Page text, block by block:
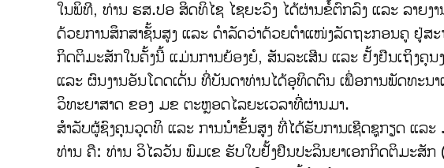
ໃນພິທີ, ທ່ານ ຮສ.ປອ ສິດທິໄຊ ໄຊຍະວົງ ໄດ້ຜ່ານຂໍ້ຕົກລົງ ແລະ ລາຍງ
ດ້ວຍການສຶກສາຊັ້ນສູງ ແລະ ດຳລັດວ່າດ້ວຍຕຳແໜ່ງລັດຖະກອນຄູ ຢູ່ສະ
ກິດຕິມະສັກໃນຄັ້ງນີ້ ແມ່ນການຍ້ອງຍໍ, ສັນລະເສີນ ແລະ ຢັ້ງຢືນເຖິງຄຸ
ແລະ ຜົນງານອັນໂດດເດັ່ນ ທີ່ບັນດາທ່ານໄດ້ອຸທິດຕົນ ເພື່ອການພັດທະນ
ວິທະຍາສາດ ຂອງ ມຂ ຕະຫຼອດໄລຍະເວລາທີ່ຜ່ານມາ.
ສຳລັບຜູ້ຊົງຄຸນວຸດທິ ແລະ ການນຳຂັ້ນສູງ ທີ່ໄດ້ຮັບການເຊີດຊູກຽດ ແ
ທ່ານ ຄື: ທ່ານ ວິໄລວັນ ພົມເຂ ຮັບໃບຢັ້ງຢືນປະລິນຍາເອກກິດຕິມະສັກ